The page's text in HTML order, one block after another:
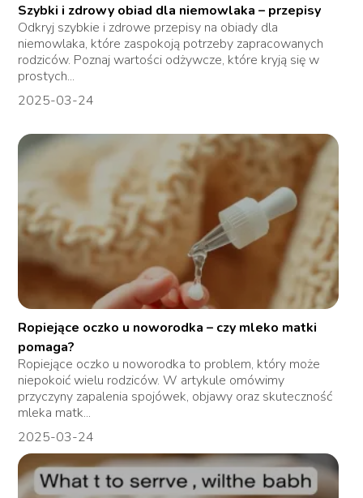
Szybki i zdrowy obiad dla niemowlaka – przepisy
Odkryj szybkie i zdrowe przepisy na obiady dla
niemowlaka, które zaspokoją potrzeby zapracowanych
rodziców. Poznaj wartości odżywcze, które kryją się w
prostych...
2025-03-24
Ropiejące oczko u noworodka – czy mleko matki
pomaga?
Ropiejące oczko u noworodka to problem, który może
niepokoić wielu rodziców. W artykule omówimy
przyczyny zapalenia spojówek, objawy oraz skuteczność
mleka matk...
2025-03-24